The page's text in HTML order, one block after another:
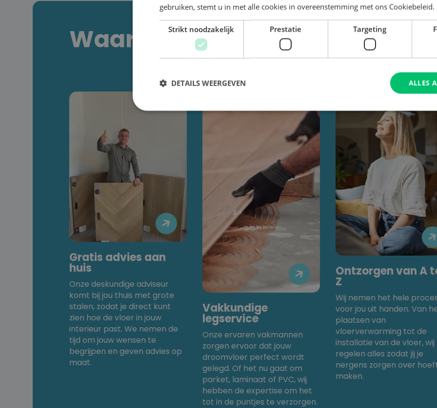
Waarom kiezen voor De

Gratis advies aan
huis
Onze deskundige adviseur
komt bij jou thuis met grote
stalen, zodat je direct kunt
zien hoe de vloer in jouw
interieur past. We nemen de
tijd om jouw wensen te
begrijpen en geven advies op
maat.

Vakkundige
legservice
Onze ervaren vakmannen
zorgen ervoor dat jouw
droomvloer perfect wordt
gelegd. Of het nu gaat om
parket, laminaat of PVC, wij
hebben de expertise om het
tot in de puntjes te verzorgen.
Ontzorgen van A
Z
Wij nemen het hele
voor jou uit handen. Van
plaatsen van
vloerverwarming tot de
installatie van de vloer, wij
regelen alles zodat jij je
nergens zorgen over
maken.
gebruiken, stemt u in met alle cookies in overeenstemming met ons Cookiebeleid.
Strikt noodzakelijk Prestatie Targeting
ALLES
DETAILS WEERGEVEN